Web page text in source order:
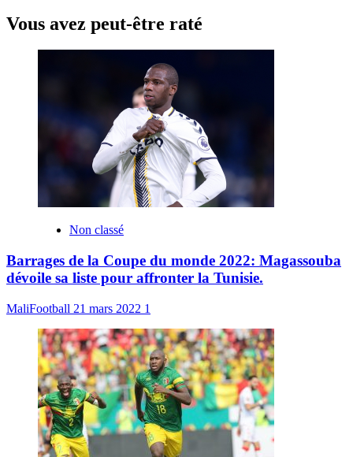
Vous avez peut-être raté
Non classé
Barrages de la Coupe du monde 2022: Magassouba
dévoile sa liste pour affronter la Tunisie.
MaliFootball 21 mars 2022 1